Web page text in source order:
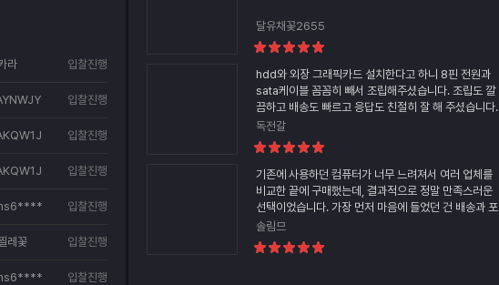
라 입찰진행
입찰진행
입찰진행
입찰진행
입찰진행
레꽃 입찰진행
입찰진행
달유채꽃2655
평
100
점
hdd와 외장 그래픽카드 설치한다고 하니 8핀 전원과
sata케이블 꼼꼼히 빼서 조립해주셨습니다. 조립도 깔
끔하고 배송도 빠르고 응답도 친절히 잘 해 주셨습니다.
컴퓨터 성능도 만족합니다. 강추~~
독전갈
평
100
점
기존에 사용하던 컴퓨터가 너무 느려져서 여러 업체를
비교한 끝에 구매했는데, 결과적으로 정말 만족스러운
선택이었습니다. 가장 먼저 마음에 들었던 건 배송과 포
장 상태였습니다. 본체 내부에 완충재가 꼼꼼하게 들어
있어 배송 중 흔들림이나 파손 걱정이 전혀 없었고, 외부
박스도 안전하게 포장되어 있어 받는 순간부터 신뢰가
솔림므
평